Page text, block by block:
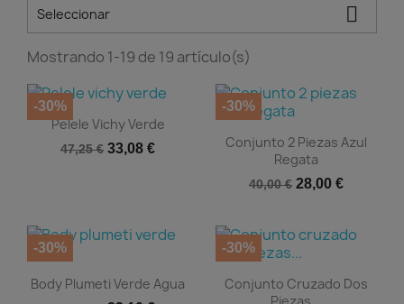
Seleccionar 
Mostrando 1-19 de 19 artículo(s)
 Vista rápida
Pelele Vichy Verde
47,25 € 33,08 €
-30%
 Vista rápida
Conjunto 2 Piezas Azul
Regata
40,00 € 28,00 €
-30%
 Vista rápida
Body Plumeti Verde Agua
-30%
 Vista rápida
Conjunto Cruzado Dos
-30%